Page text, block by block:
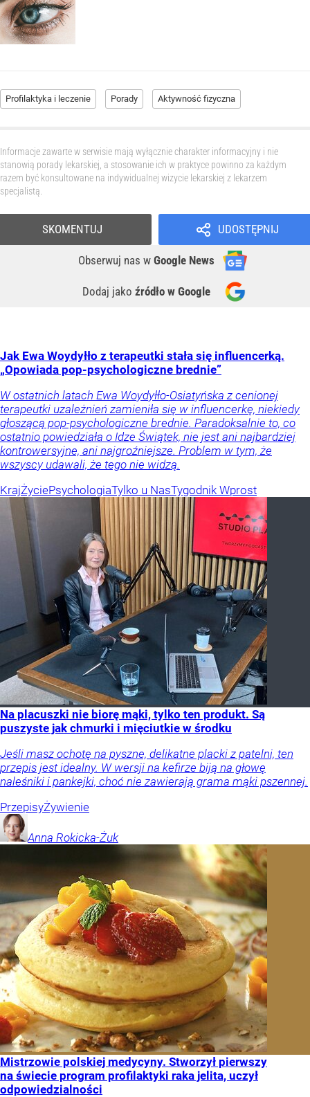
Profilaktyka i leczenie Porady Aktywność fizyczna
Informacje zawarte w serwisie mają wyłącznie charakter informacyjny i nie
stanowią porady lekarskiej, a stosowanie ich w praktyce powinno za każdym
razem być konsultowane na indywidualnej wizycie lekarskiej z lekarzem
specjalistą.
UDOSTĘPNIJ
Obserwuj nas w Google News
Dodaj jako źródło w Google
SKOMENTUJ
Jak Ewa Woydyłło z terapeutki stała się influencerką.
„Opowiada pop-psychologiczne brednie”
W ostatnich latach Ewa Woydyłło-Osiatyńska z cenionej
terapeutki uzależnień zamieniła się w influencerkę, niekiedy
głoszącą pop-psychologiczne brednie. Paradoksalnie to, co
ostatnio powiedziała o Idze Świątek, nie jest ani najbardziej
kontrowersyjne, ani najgroźniejsze. Problem w tym, że
wszyscy udawali, że tego nie widzą.
KrajŻyciePsychologiaTylko u NasTygodnik Wprost
Na placuszki nie biorę mąki, tylko ten produkt. Są
puszyste jak chmurki i mięciutkie w środku
Jeśli masz ochotę na pyszne, delikatne placki z patelni, ten
przepis jest idealny. W wersji na kefirze biją na głowę
naleśniki i pankejki, choć nie zawierają grama mąki pszennej.
PrzepisyŻywienie
Anna Rokicka-Żuk
Mistrzowie polskiej medycyny. Stworzył pierwszy
na świecie program profilaktyki raka jelita, uczył
odpowiedzialności